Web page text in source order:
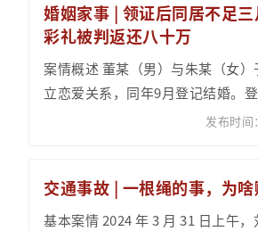
婚姻家事 | 领证后同居不足
彩礼被判返还八十万
案情概述 董某（男）与朱某（女）
立恋爱关系，同年9月登记结婚。
朱某转账80万元并备注“彩礼”，
发布时间
交通事故 | 一根绳的事，为啥
基本案情 2024 年 3 月 31 日上午